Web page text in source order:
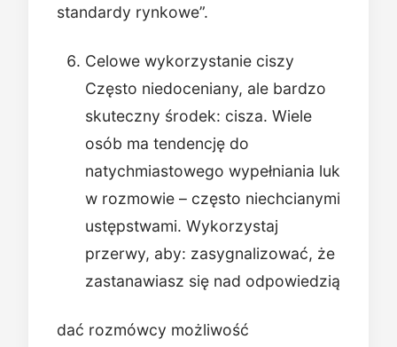
standardy rynkowe”.
Celowe wykorzystanie ciszy
Często niedoceniany, ale bardzo
skuteczny środek: cisza. Wiele
osób ma tendencję do
natychmiastowego wypełniania luk
w rozmowie – często niechcianymi
ustępstwami. Wykorzystaj
przerwy, aby: zasygnalizować, że
zastanawiasz się nad odpowiedzią
dać rozmówcy możliwość